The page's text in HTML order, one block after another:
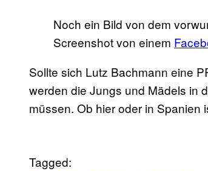
Noch ein Bild von dem
Screenshot von einem
Sollte sich Lutz Bachmann eine
werden die Jungs und Mädels in
müssen. Ob hier oder in Spanien
Tagged: